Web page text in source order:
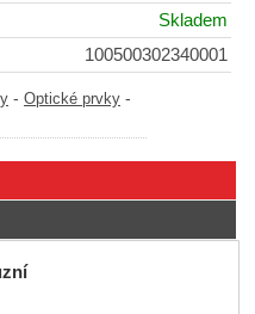
Skladem
100500302340001
- Optické prvky -